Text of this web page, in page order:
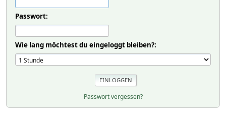
Passwort:
Wie lang möchtest du eingeloggt bleiben?:
Passwort vergessen?